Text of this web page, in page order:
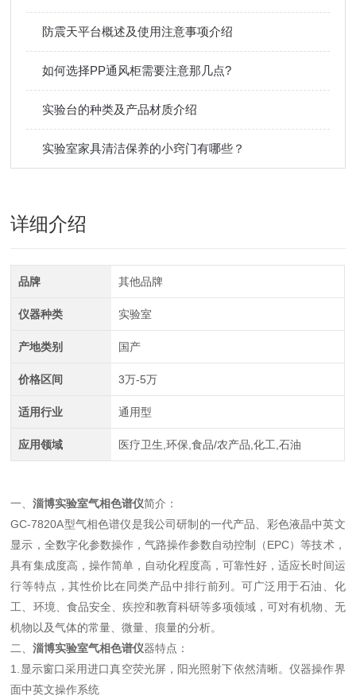
防震天平台概述及使用注意事项介绍
如何选择PP通风柜需要注意那几点?
实验台的种类及产品材质介绍
实验室家具清洁保养的小窍门有哪些？
详细介绍
品牌 其他品牌
仪器种类 实验室
产地类别 国产
价格区间 3万-5万
适用行业 通用型
应用领域 医疗卫生,环保,食品/农产品,化工,石油
一、淄博实验室气相色谱仪简介：
GC-7820A型气相色谱仪是我公司研制的一代产品、彩色液晶中英文
显示，全数字化参数操作，气路操作参数自动控制（EPC）等技术，
具有集成度高，操作简单，自动化程度高，可靠性好，适应长时间运
行等特点，其性价比在同类产品中排行前列。可广泛用于石油、化
工、环境、食品安全、疾控和教育科研等多项领域，可对有机物、无
机物以及气体的常量、微量、痕量的分析。
二、淄博实验室气相色谱仪器特点：
1.显示窗口采用进口真空荧光屏，阳光照射下依然清晰。仪器操作界
面中英文操作系统